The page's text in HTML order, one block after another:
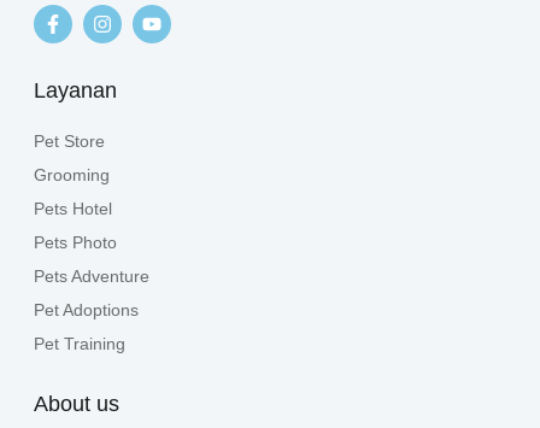
Layanan
Pet Store
Grooming
Pets Hotel
Pets Photo
Pets Adventure
Pet Adoptions
Pet Training
About us